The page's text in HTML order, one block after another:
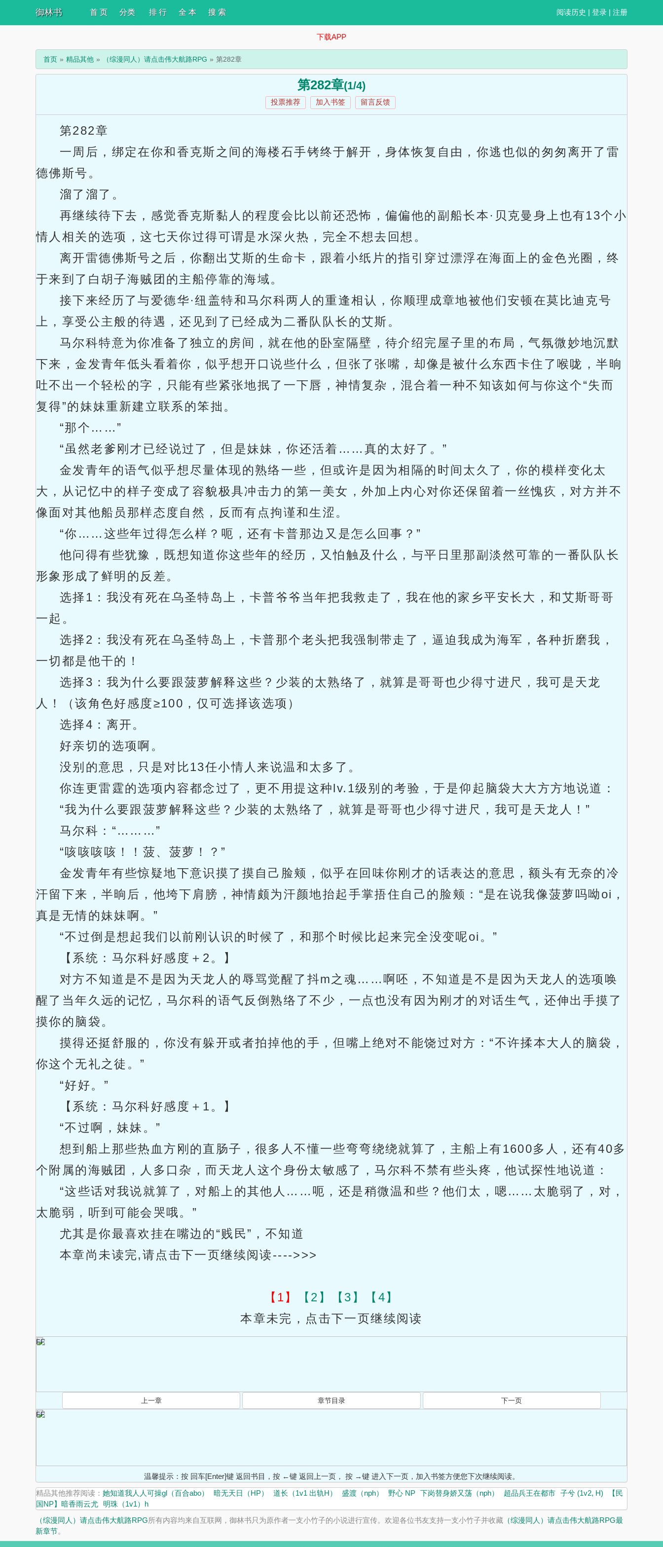
御林书 阅读历史 | 登录 | 注册
首 页 分类 排 行 全 本 搜 索
下载APP
首页 精品其他 （综漫同人）请点击伟大航路RPG 第282章
第282章(1/4)
投票推荐 加入书签 留言反馈
第282章
一周后，绑定在你和香克斯之间的海楼石手铐终于解开，身体恢复自由，你逃也似的匆匆离开了雷
德佛斯号。
溜了溜了。
再继续待下去，感觉香克斯黏人的程度会比以前还恐怖，偏偏他的副船长本·贝克曼身上也有13个小
情人相关的选项，这七天你过得可谓是水深火热，完全不想去回想。
离开雷德佛斯号之后，你翻出艾斯的生命卡，跟着小纸片的指引穿过漂浮在海面上的金色光圈，终
于来到了白胡子海贼团的主船停靠的海域。
接下来经历了与爱德华·纽盖特和马尔科两人的重逢相认，你顺理成章地被他们安顿在莫比迪克号
上，享受公主般的待遇，还见到了已经成为二番队队长的艾斯。
马尔科特意为你准备了独立的房间，就在他的卧室隔壁，待介绍完屋子里的布局，气氛微妙地沉默
下来，金发青年低头看着你，似乎想开口说些什么，但张了张嘴，却像是被什么东西卡住了喉咙，半晌
吐不出一个轻松的字，只能有些紧张地抿了一下唇，神情复杂，混合着一种不知该如何与你这个“失而
复得”的妹妹重新建立联系的笨拙。
“那个……”
“虽然老爹刚才已经说过了，但是妹妹，你还活着……真的太好了。”
金发青年的语气似乎想尽量体现的熟络一些，但或许是因为相隔的时间太久了，你的模样变化太
大，从记忆中的样子变成了容貌极具冲击力的第一美女，外加上内心对你还保留着一丝愧疚，对方并不
像面对其他船员那样态度自然，反而有点拘谨和生涩。
“你……这些年过得怎么样？呃，还有卡普那边又是怎么回事？”
他问得有些犹豫，既想知道你这些年的经历，又怕触及什么，与平日里那副淡然可靠的一番队队长
形象形成了鲜明的反差。
选择1：我没有死在乌圣特岛上，卡普爷爷当年把我救走了，我在他的家乡平安长大，和艾斯哥哥
一起。
选择2：我没有死在乌圣特岛上，卡普那个老头把我强制带走了，逼迫我成为海军，各种折磨我，
一切都是他干的！
选择3：我为什么要跟菠萝解释这些？少装的太熟络了，就算是哥哥也少得寸进尺，我可是天龙
人！（该角色好感度≥100，仅可选择该选项）
选择4：离开。
好亲切的选项啊。
没别的意思，只是对比13任小情人来说温和太多了。
你连更雷霆的选项内容都念过了，更不用提这种lv.1级别的考验，于是仰起脑袋大大方方地说道：
“我为什么要跟菠萝解释这些？少装的太熟络了，就算是哥哥也少得寸进尺，我可是天龙人！”
马尔科：“………”
“咳咳咳咳！！菠、菠萝！？”
金发青年有些惊疑地下意识摸了摸自己脸颊，似乎在回味你刚才的话表达的意思，额头有无奈的冷
汗留下来，半晌后，他垮下肩膀，神情颇为汗颜地抬起手掌捂住自己的脸颊：“是在说我像菠萝吗呦oi，
真是无情的妹妹啊。”
“不过倒是想起我们以前刚认识的时候了，和那个时候比起来完全没变呢oi。”
【系统：马尔科好感度＋2。】
对方不知道是不是因为天龙人的辱骂觉醒了抖m之魂……啊呸，不知道是不是因为天龙人的选项唤
醒了当年久远的记忆，马尔科的语气反倒熟络了不少，一点也没有因为刚才的对话生气，还伸出手摸了
摸你的脑袋。
摸得还挺舒服的，你没有躲开或者拍掉他的手，但嘴上绝对不能饶过对方：“不许揉本大人的脑袋，
你这个无礼之徒。”
“好好。”
【系统：马尔科好感度＋1。】
“不过啊，妹妹。”
想到船上那些热血方刚的直肠子，很多人不懂一些弯弯绕绕就算了，主船上有1600多人，还有40多
个附属的海贼团，人多口杂，而天龙人这个身份太敏感了，马尔科不禁有些头疼，他试探性地说道：
“这些话对我说就算了，对船上的其他人……呃，还是稍微温和些？他们太，嗯……太脆弱了，对，
太脆弱，听到可能会哭哦。”
尤其是你最喜欢挂在嘴边的“贱民”，不知道
本章尚未读完,请点击下一页继续阅读---->>>
【1】 【2】 【3】
【4】
本章未完，点击下一页继续阅读
FF
上一章 章节目录
下一页
FF
温馨提示：按 回车[Enter]键 返回书目，按 ←键 返回上一页， 按 →键 进入下一页，加入书签方便您下次继续阅读。
精品其他推荐阅读： 她知道我人人可操gl（百合abo） 暗无天日（HP） 道长（1v1 出轨H） 盛渡（nph） 野心 NP 下岗替身娇又荡（nph） 超品兵王在都市 子兮 (1v2, H)
【民
国NP】暗香雨云尤
明珠（1v1）h
（综漫同人）请点击伟大航路RPG所有内容均来自互联网，御林书只为原作者一支小竹子的小说进行宣传。欢迎各位书友支持一支小竹子并收藏 （综漫同人）请点击伟大航路RPG最
新章节。